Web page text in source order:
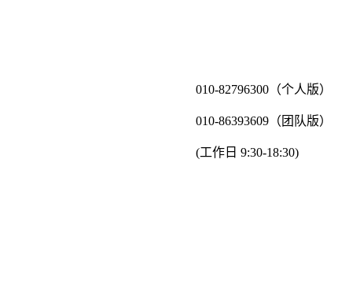
010-82796300（个人版）
010-86393609（团队版）
(工作日 9:30-18:30)